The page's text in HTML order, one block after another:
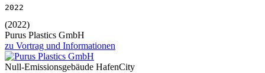
2022
(2022)
Purus Plastics GmbH
zu Vortrag und Informationen
Null-Emissionsgebäude HafenCity